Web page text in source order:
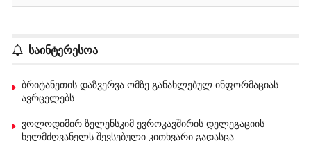
საინტერესოა
ბრიტანეთის დაზვერვა ომზე განახლებულ ინფორმაციას
ავრცელებს
ვოლოდიმირ ზელენსკიმ ევროკავშირის დელეგაციის
ხელმძღვანელს შევსებული კითხვარი გადასცა